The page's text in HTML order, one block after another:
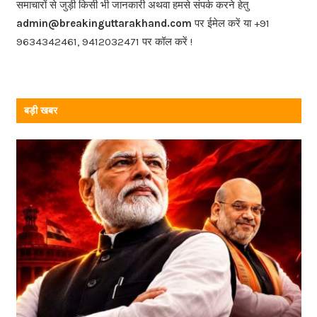
o
k
समाचारों से जुड़ी किसी भी जानकारी अथवा हमसे संपर्क करने हेतु
admin@breakinguttarakhand.com पर ईमेल करें या +91
9634342461, 9412032471 पर कॉल करें !
बड़ी खबर